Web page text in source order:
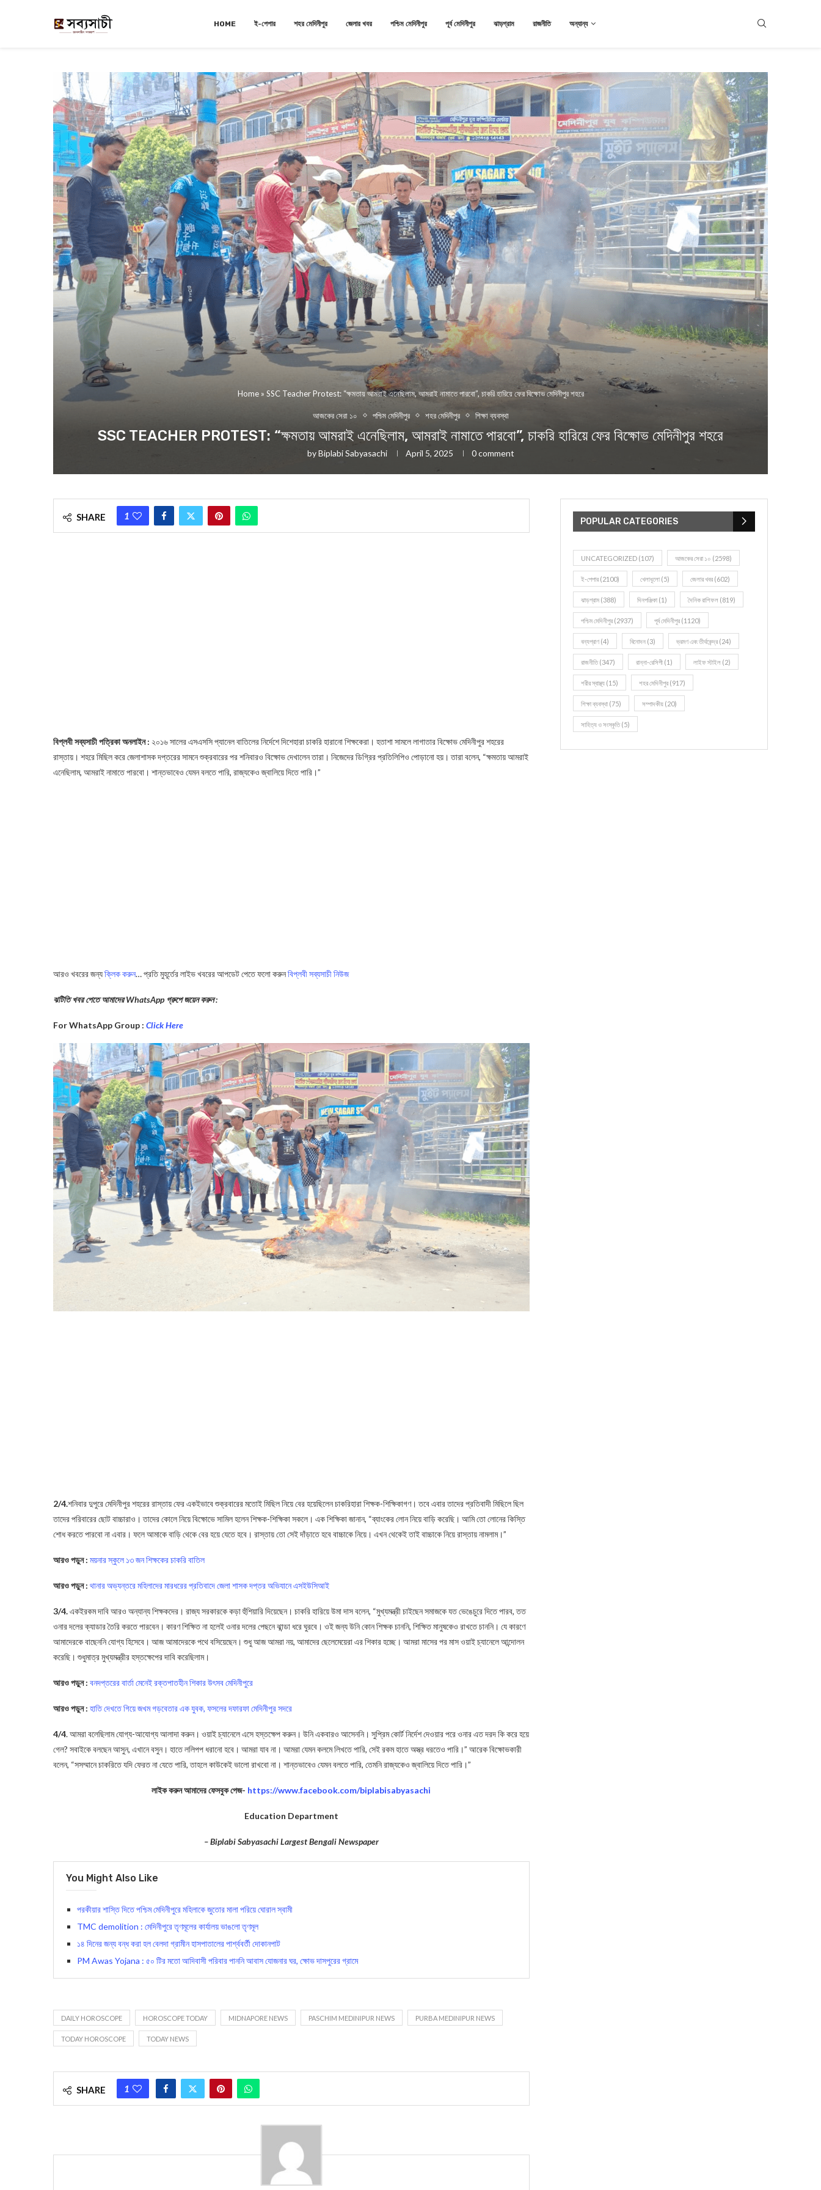
HOME ই-পেপার শহর মেদিনীপুর জেলার খবর পশ্চিম মেদিনীপুর পূর্ব মেদিনীপুর ঝাড়গ্রাম রাজনীতি অন্যান্য
Home» SSC Teacher Protest: “ক্ষমতায় আমরাই এনেছিলাম, আমরাই নামাতে পারবো”, চাকরি হারিয়ে ফের বিক্ষোভ মেদিনীপুর শহরে
আজকের সেরা ১০ পশ্চিম মেদিনীপুর শহর মেদিনীপুর শিক্ষা ব্যবস্থা
SSC TEACHER PROTEST: “ক্ষমতায় আমরাই এনেছিলাম, আমরাই নামাতে পারবো”, চাকরি হারিয়ে ফের বিক্ষোভ মেদিনীপুর শহরে
byBiplabi Sabyasachi April 5, 2025 0 comment
SHARE 1
বিপ্লবী সব্যসাচী পত্রিকা অনলাইন : ২০১৬ সালের এসএসসি প্যানেল বাতিলের নির্দেশে দিশেহারা চাকরি হারানো শিক্ষকেরা। হতাশা সামলে লাগাতার বিক্ষোভ মেদিনীপুর শহরের
রাস্তায়। শহরে মিছিল করে জেলাশাসক দপ্তরের সামনে শুক্রবারের পর শনিবারও বিক্ষোভ দেখালেন তারা। নিজেদের ডিগ্রির প্রতিলিপিও পোড়ানো হয়। তারা বলেন, “ক্ষমতায় আমরাই
এনেছিলাম, আমরাই নামাতে পারবো। শান্তভাবেও যেমন বলতে পারি, রাজ্যকেও জ্বালিয়ে দিতে পারি।”
আরও খবরের জন্যক্লিক করুন… প্রতি মুহূর্তের লাইভ খবরের আপডেট পেতে ফলো করুনবিপ্লবী সব্যসাচী নিউজ
ঝটিতি খবর পেতে আমাদের WhatsApp গ্রুপে জয়েন করুন :
For WhatsApp Group : Click Here
2/4.শনিবার দুপুরে মেদিনীপুর শহরের রাস্তায় ফের একইভাবে শুক্রবারের মতোই মিছিল নিয়ে বের হয়েছিলেন চাকরিহারা শিক্ষক-শিক্ষিকাগণ। তবে এবার তাদের প্রতিবাদী মিছিলে ছিল
তাদের পরিবারের ছোট বাচ্চারাও। তাদের কোলে নিয়ে বিক্ষোভে সামিল হলেন শিক্ষক-শিক্ষিকা সকলে। এক শিক্ষিকা জানান, “ব্যাংকের লোন নিয়ে বাড়ি করেছি। আমি তো লোনের কিস্তি
শোধ করতে পারবো না এবার। ফলে আমাকে বাড়ি থেকে বের হয়ে যেতে হবে। রাস্তায় তো সেই দাঁড়াতে হবে বাচ্চাকে নিয়ে। এখন থেকেই তাই বাচ্চাকে নিয়ে রাস্তায় নামলাম।”
আরও পড়ুন : ময়নার স্কুলে ১৩ জন শিক্ষকের চাকরি বাতিল
আরও পড়ুন : থানার অভ্যন্তরে মহিলাদের মারধরের প্রতিবাদে জেলা শাসক দপ্তর অভিযানে এসইউসিআই
3/4.একইরকম দাবি আরও অন্যান্য শিক্ষকদের। রাজ্য সরকারকে কড়া হুঁশিয়ারি দিয়েছেন। চাকরি হারিয়ে উমা দাস বলেন, “মুখ্যমন্ত্রী চাইছেন সমাজকে যত ভেঙেচুরে দিতে পারব, তত
ওনার দলের ক্যাডার তৈরি করতে পারবেন। কারণ শিক্ষিত না হলেই ওনার দলের পেছনে ঝান্ডা ধরে ঘুরবে। ওই জন্য উনি কোন শিক্ষক চাননি, শিক্ষিত মানুষকেও রাখতে চাননি। যে কারণে
আমাদেরকে বাছেননি যোগ্য হিসেবে। আজ আমাদেরকে পথে বসিয়েছেন। শুধু আজ আমরা নয়, আমাদের ছেলেমেয়েরা এর শিকার হচ্ছে। আমরা মাসের পর মাস ওয়াই চ্যানেলে আন্দোলন
করেছি। শুধুমাত্র মুখ্যমন্ত্রীর হস্তক্ষেপের দাবি করেছিলাম।
আরও পড়ুন : বনদপ্তরের বার্তা মেনেই রক্তপাতহীন শিকার উৎসব মেদিনীপুরে
আরও পড়ুন : হাতি দেখতে গিয়ে জখম গড়বেতার এক যুবক, ফসলের দফারফা মেদিনীপুর সদরে
4/4. আমরা বলেছিলাম যোগ্য-আযোগ্য আলাদা করুন। ওয়াই চ্যানেলে এসে হস্তক্ষেপ করুন। উনি একবারও আসেননি। সুপ্রিম কোর্ট নির্দেশ দেওয়ার পরে ওনার এত দরদ কি করে হয়ে
গেল? সবাইকে বলছেন আসুন, এখানে বসুন। হাতে ললিপপ ধরানো হবে। আমরা যাব না। আমরা যেমন কলমে লিখতে পারি, সেই রকম হাতে অস্ত্র ধরতেও পারি।” আরেক বিক্ষোভকারী
বলেন, “সসম্মানে চাকরিতে যদি ফেরত না যেতে পারি, তাহলে কাউকেই ভালো রাখবো না। শান্তভাবেও যেমন বলতে পারি, তেমনি রাজ্যকেও জ্বালিয়ে দিতে পারি।”
লাইক করুন আমাদের ফেসবুক পেজ- https://www.facebook.com/biplabisabyasachi
Education Department
– Biplabi Sabyasachi Largest Bengali Newspaper
You Might Also Like
পরকীয়ার শাস্তি দিতে পশ্চিম মেদিনীপুরে মহিলাকে জুতোর মালা পরিয়ে ঘোরাল স্বামী
TMC demolition : মেদিনীপুরে তৃণমূলের কার্যালয় ভাঙলো তৃণমূল
১৪ দিনের জন্য বন্ধ করা হল বেলদা গ্রামীন হাসপাতালের পার্শ্ববর্তী দোকানপাট
PM Awas Yojana : ৫০ টির মতো আদিবাসী পরিবার পাননি আবাস যোজনার ঘর, ক্ষোভ দাসপুরের গ্রামে
DAILY HOROSCOPE HOROSCOPE TODAY MIDNAPORE NEWS PASCHIM MEDINIPUR NEWS PURBA MEDINIPUR NEWS
TODAY HOROSCOPE TODAY NEWS
SHARE 1
POPULAR CATEGORIES
UNCATEGORIZED (107) আজকের সেরা ১০ (2598)
ই-পেপার (2100) খেলাধূলো (5) জেলার খবর (602)
ঝাড়গ্রাম (388) দিনপঞ্জিকা (1) দৈনিক রাশিফল (819)
পশ্চিম মেদিনীপুর (2937) পূর্ব মেদিনীপুর (1120)
বন্যপ্রাণ (4) বিনোদন (3) ভ্রমণ এবং তীর্থকেন্দ্র (24)
রাজনীতি(347) রান্না-রেসিপী (1) লাইফ স্টাইল (2)
শরীর স্বাস্থ্য (15) শহর মেদিনীপুর (917)
শিক্ষা ব্যবস্থা (75) সম্পাদকীয় (20)
সাহিত্য ও সংস্কৃতি(5)